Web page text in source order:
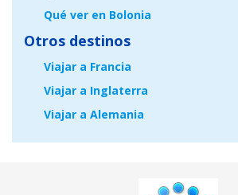
Qué ver en Bolonia
Otros destinos
Viajar a Francia
Viajar a Inglaterra
Viajar a Alemania